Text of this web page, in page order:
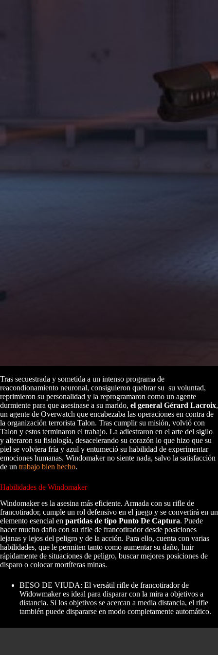
Tras secuestrada y sometida a un intenso programa de
reacondionamiento neuronal, consiguieron quebrar su su voluntad,
reprimieron su personalidad y la reprogramaron como un agente
durmiente para que asesinase a su marido, el general Gérard Lacroix,
un agente de Overwatch que encabezaba las operaciones en contra de
la organización terrorista Talon. Tras cumplir su misión, volvió con
Talon y estos terminaron el trabajo. La adiestraron en el arte del sigilo
y alteraron su fisiología, desacelerando su corazón lo que hizo que su
piel se volviera fría y azul y entumeció su habilidad de experimentar
emociones humanas. Windomaker no siente nada, salvo la satisfacción
de un trabajo bien hecho.
Habilidades de Windomaker
Windomaker es la asesina más eficiente. Armada con su rifle de
francotirador, cumple un rol defensivo en el juego y se convertirá en un
elemento esencial en partidas de tipo Punto De Captura. Puede
hacer mucho daño con su rifle de francotirador desde posiciones
lejanas y lejos del peligro y de la acción. Para ello, cuenta con varias
habilidades, que le permiten tanto como aumentar su daño, huir
rápidamente de situaciones de peligro, buscar mejores posiciones de
disparo o colocar mortíferas minas.
BESO DE VIUDA: El versátil rifle de francotirador de
Widowmaker es ideal para disparar con la mira a objetivos a
distancia. Si los objetivos se acercan a media distancia, el rifle
también puede dispararse en modo completamente automático.